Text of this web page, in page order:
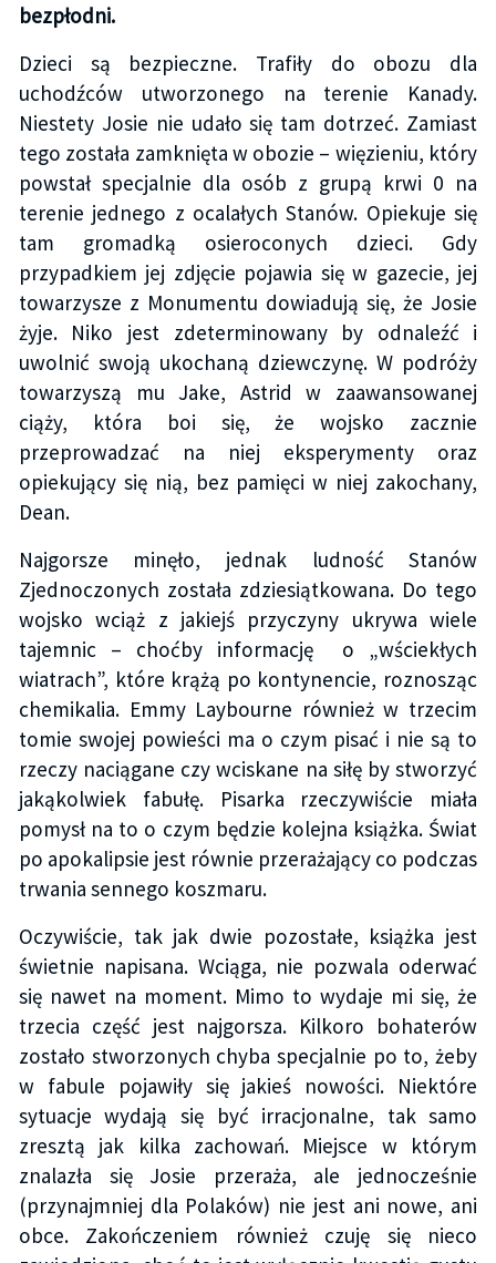
bezpłodni.
Dzieci są bezpieczne. Trafiły do obozu dla
uchodźców utworzonego na terenie Kanady.
Niestety Josie nie udało się tam dotrzeć. Zamiast
tego została zamknięta w obozie – więzieniu, który
powstał specjalnie dla osób z grupą krwi 0 na
terenie jednego z ocalałych Stanów. Opiekuje się
tam gromadką osieroconych dzieci. Gdy
przypadkiem jej zdjęcie pojawia się w gazecie, jej
towarzysze z Monumentu dowiadują się, że Josie
żyje. Niko jest zdeterminowany by odnaleźć i
uwolnić swoją ukochaną dziewczynę. W podróży
towarzyszą mu Jake, Astrid w zaawansowanej
ciąży, która boi się, że wojsko zacznie
przeprowadzać na niej eksperymenty oraz
opiekujący się nią, bez pamięci w niej zakochany,
Dean.
Najgorsze minęło, jednak ludność Stanów
Zjednoczonych została zdziesiątkowana. Do tego
wojsko wciąż z jakiejś przyczyny ukrywa wiele
tajemnic – choćby informację o „wściekłych
wiatrach”, które krążą po kontynencie, roznosząc
chemikalia. Emmy Laybourne również w trzecim
tomie swojej powieści ma o czym pisać i nie są to
rzeczy naciągane czy wciskane na siłę by stworzyć
jakąkolwiek fabułę. Pisarka rzeczywiście miała
pomysł na to o czym będzie kolejna książka. Świat
po apokalipsie jest równie przerażający co podczas
trwania sennego koszmaru.
Oczywiście, tak jak dwie pozostałe, książka jest
świetnie napisana. Wciąga, nie pozwala oderwać
się nawet na moment. Mimo to wydaje mi się, że
trzecia część jest najgorsza. Kilkoro bohaterów
zostało stworzonych chyba specjalnie po to, żeby
w fabule pojawiły się jakieś nowości. Niektóre
sytuacje wydają się być irracjonalne, tak samo
zresztą jak kilka zachowań. Miejsce w którym
znalazła się Josie przeraża, ale jednocześnie
(przynajmniej dla Polaków) nie jest ani nowe, ani
obce. Zakończeniem również czuję się nieco